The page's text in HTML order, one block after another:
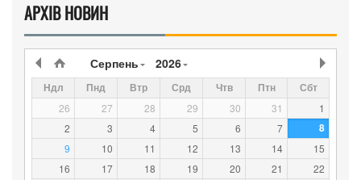
АРХІВ НОВИН
Серпень 2026
Ндл Пнд Втр Срд Чтв Птн Сбт
26 27 28 29 30 31
1
2
3 4 5 6 7 8
9 10 11 12 13 14
15
16
17 18 19 20 21
22